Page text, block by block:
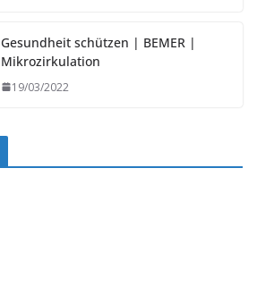
Gesundheit schützen | BEMER |
Mikrozirkulation
19/03/2022